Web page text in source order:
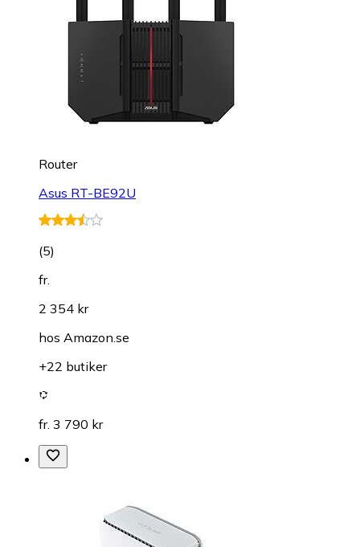
Router
Asus RT-BE92U
(5)
fr.
2 354 kr
hos Amazon.se
+22 butiker
fr. 3 790 kr